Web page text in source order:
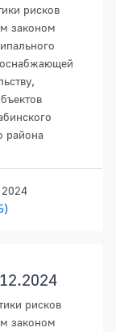
рисков
законом
района
2024
рисков
законом